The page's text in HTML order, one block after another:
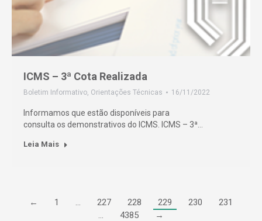
ICMS – 3ª Cota Realizada
Boletim Informativo, Orientações Técnicas 16/11/2022
Informamos que estão disponíveis para
consulta os demonstrativos do ICMS. ICMS – 3ª…
Leia Mais
← 1 … 227 228 229 230
231
…
4385 →